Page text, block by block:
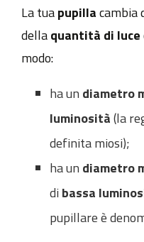
La tuapupillacambia
dellaquantità di luce
modo:
ha un diametro
luminosità(la
definita miosi);
ha un diametro
di bassa
pupillare è